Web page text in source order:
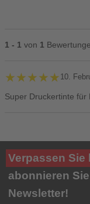
1 - 1 von 1
★★★★★
★★★★★ 10.
Super Druckertinte für
Ihre Bewertung**
★★★★★
Titel**
Verpassen
abonnieren
Newsletter!